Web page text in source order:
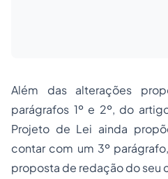
Além das alterações
parágrafos 1º e 2º, do
Projeto de Lei ainda
contar com um 3º
proposta de redação do seu